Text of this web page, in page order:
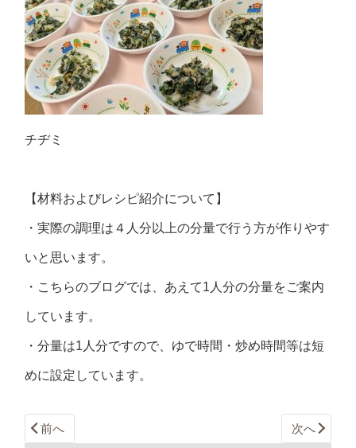
チヂミ
【材料およびレシピ紹介について】
・実際の調理は４人分以上の分量で行う方が作りやす
いと思います。
・こちらのブログでは、あえて1人分の分量をご案内
しています。
・分量は1人分ですので、ゆで時間・炒め時間等は短
めに設定しています。
前へ 次へ